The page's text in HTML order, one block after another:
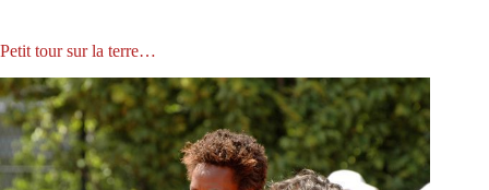
Petit tour sur la terre…